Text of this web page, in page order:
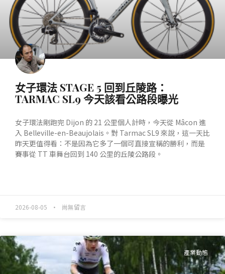
女子環法 STAGE 5 回到丘陵路：
TARMAC SL9 今天該看公路段曝光
女子環法剛跑完 Dijon 的 21 公里個人計時，今天從 Mâcon 進
入 Belleville-en-Beaujolais。對 Tarmac SL9 來說，這一天比
昨天更值得看：不是因為它多了一個可直接宣稱的勝利，而是
賽事從 TT 車舞台回到 140 公里的丘陵公路段。
2026-08-05 尚無留言
產業動態